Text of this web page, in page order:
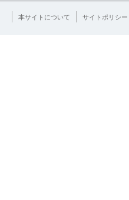
本サイトについて サイトポリシー